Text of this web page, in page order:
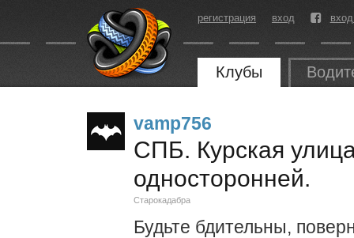
регистрация вход
Клубы
vamp756
СПБ. Курская
односторонней.
Старокадабра
Будьте бдительны,